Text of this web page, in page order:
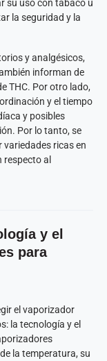
su uso con tabaco u
la seguridad y la
y analgésicos,
informan de
THC. Por otro lado,
y el tiempo
y posibles
Por lo tanto, se
variedades ricas en
al
y el
para
el vaporizador
la tecnología y el
la temperatura, su